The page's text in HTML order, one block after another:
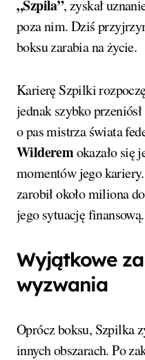
„Szpila”, zyskał
poza nim. Dziś
boksu zarabia na życie.
Karierę Szpilki
jednak szybko
o pas mistrza świata
Wilderemokazało się
momentów jego
zarobił około miliona
jego sytuację finansową.
Wyjątkowe
wyzwania
Oprócz boksu, Szpilka
innych obszarach. Po